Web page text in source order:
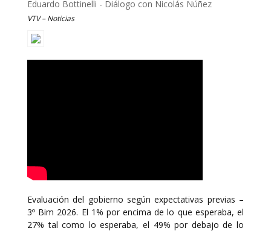
Eduardo Bottinelli - Diálogo con Nicolás Núñez
VTV – Noticias
Evaluación del gobierno según expectativas previas –
3º Bim 2026. El 1% por encima de lo que esperaba, el
27% tal como lo esperaba, el 49% por debajo de lo